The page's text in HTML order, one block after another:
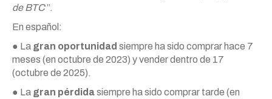
de BTC”.
En español:
● La gran oportunidad siempre ha sido comprar hace 7
meses (en octubre de 2023) y vender dentro de 17
(octubre de 2025).
● La gran pérdidasiempre ha sido comprar tarde (en